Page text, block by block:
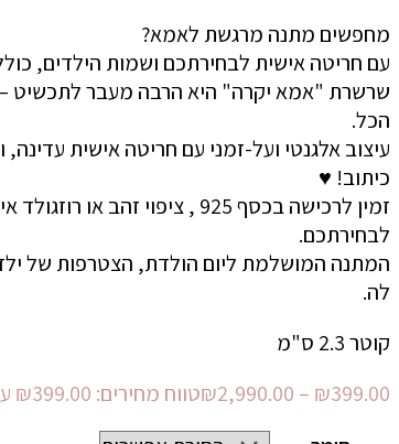
מחפשים מתנה מרגשת לאמא?
עם חריטה אישית לבחירתכם ושמות הילדים,
שרשרת "אמא יקרה" היא הרבה מעבר לתכשיט
הכל.
עיצוב אלגנטי ועל-זמני עם חריטה אישית
כיתוב! ♥
לבחירתכם.
המתנה המושלמת ליום הולדת, הצטרפות של
לה.
קוטר 2.3 ס"מ
₪399.00
–
₪2,990.00
טווח מחירים: ⁦₪399.00⁩ עד ⁦₪2,990.00⁩